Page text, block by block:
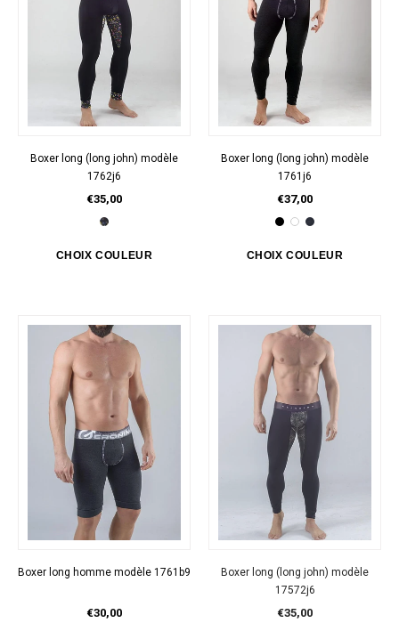
Boxer long (long john) modèle
1762j6
€35,00
Boxer long (long john) modèle
1761j6
€37,00
Boxer long homme modèle 1761b9
€30,00
Boxer long (long john) modèle
17572j6
€35,00